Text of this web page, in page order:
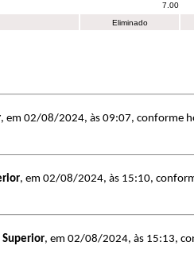
7.00
Eliminado
, em 02/08/2024, às 09:07, conforme
, em 02/08/2024, às 15:10,
, em 02/08/2024, às 15:13,